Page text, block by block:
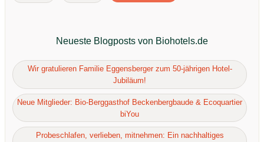
Neueste Blogposts von Biohotels.de
Wir gratulieren Familie Eggensberger zum 50-jährigen Hotel-
Jubiläum!
Neue Mitglieder: Bio-Berggasthof Beckenbergbaude & Ecoquartier
biYou
Probeschlafen, verlieben, mitnehmen: Ein nachhaltiges